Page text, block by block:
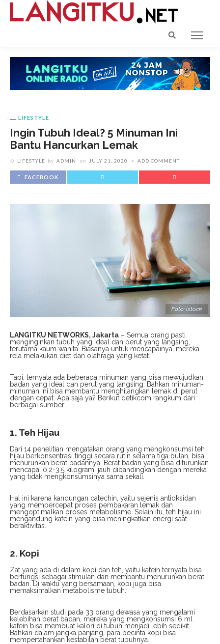
LIFESTYLE
Ingin Tubuh Ideal? 5 Minuman Ini
Bantu Hancurkan Lemak
LIFESTYLE by ADMIN on JULY 21, 2020 ADD COMMENT
FACEBOOK
Foto: istock
LANGITKU NETWORKS, Jakarta – Semua orang pasti
menginginkan tubuh yang ideal dan perut yang langsing,
terutama kaum wanita. Biasanya untuk mencapainya, mereka
rela melakukan diet dan olahraga yang ketat.
Tapi, ternyata ada beberapa minuman yang bisa mewujudkan
badan yang ideal dan perut yang langsing. Bahkan minuman-
minuman ini bisa membantu menghilangkan lemak di perut
dengan cepat. Apa saja ya? Berikut detikcom rangkum dari
berbagai sumber.
1. Teh Hijau
Dari 14 penelitian mengatakan orang yang mengkonsumsi teh
hijau berkonsentrasi tinggi secara rutin selama tiga bulan, bisa
menurunkan berat badannya. Berat badan yang bisa diturunkan
mencapai 0,2-3,5 kilogram, jauh dibandingkan dengan mereka
yang tidak mengkonsumsinya sama sekali.
Hal ini karena kandungan catechin, yaitu sejenis antioksidan
yang mempercepat proses pembakaran lemak dan
mengoptimalkan proses metabolisme. Selain itu, teh hijau ini
mengandung kafein yang bisa meningkatkan energi saat
beraktivitas.
2. Kopi
Zat yang ada di dalam kopi dan teh, yaitu kafein ternyata bisa
berfungsi sebagai stimulan dan membantu menurunkan berat
badan. Di waktu yang bersamaan, kopi juga bisa
memaksimalkan metabolisme tubuh.
Berdasarkan studi pada 33 orang dewasa yang mengalami
kelebihan berat badan, mereka yang mengkonsumsi 6 ml
kafein bisa membuat kalori di tubuh menjadi lebih sedikit.
Bahkan dalam jangka panjang, para pecinta kopi bisa
mempertahankan kestabilan berat tubuhnya.